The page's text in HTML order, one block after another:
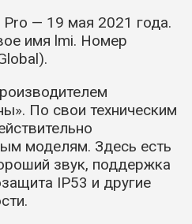
— 19 мая 2021 года.
имя lmi. Номер
По свои техническим
моделям. Здесь есть
звук, поддержка
IP53 и другие